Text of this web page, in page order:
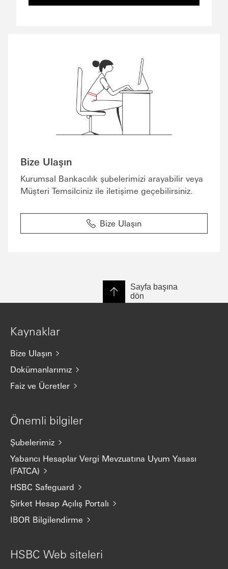
Bize Ulaşın
Kurumsal Bankacılık şubelerimizi arayabilir veya
Müşteri Temsilciniz ile iletişime geçebilirsiniz.
Bize Ulaşın
Sayfa başına
dön
Kaynaklar
Bize Ulaşın
Dokümanlarımız
Faiz ve Ücretler
Önemli bilgiler
Şubelerimiz
Yabancı Hesaplar Vergi Mevzuatına Uyum Yasası
(FATCA)
HSBC Safeguard
Şirket Hesap Açılış Portalı
IBOR Bilgilendirme
HSBC Web siteleri